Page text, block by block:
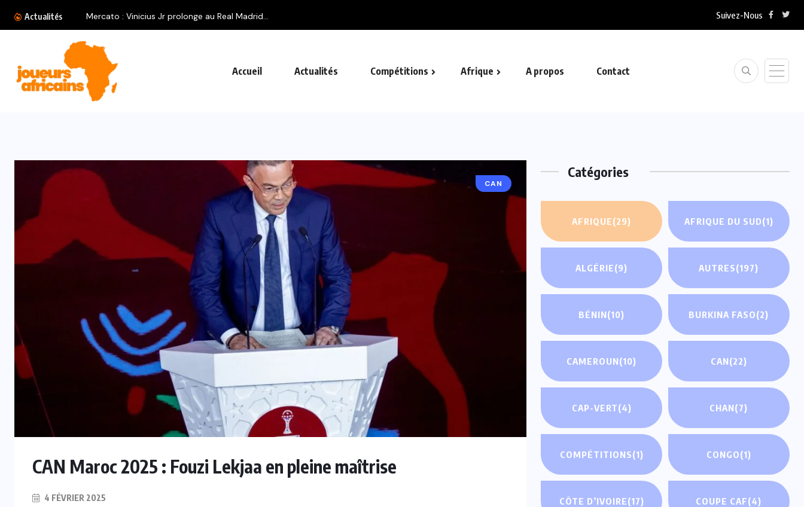
Actualités Mercato : Vinicius Jr prolonge au Real Madrid... Suivez-Nous
Accueil Actualités Compétitions Afrique A propos Contact
CAN
CAN Maroc 2025 : Fouzi Lekjaa en pleine maîtrise
4 FÉVRIER 2025
Catégories
AFRIQUE(29) AFRIQUE DU SUD(1)
ALGÉRIE(9) AUTRES(197)
BÉNIN(10) BURKINA FASO(2)
CAMEROUN(10) CAN(22)
CAP-VERT(4) CHAN(7)
COMPÉTITIONS(1) CONGO(1)
CÔTE D’IVOIRE(17) COUPE CAF(4)